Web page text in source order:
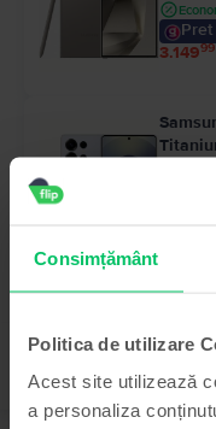
Consimțământ
Politica de utilizare
Acest site utilizează
a personaliza
3.14999